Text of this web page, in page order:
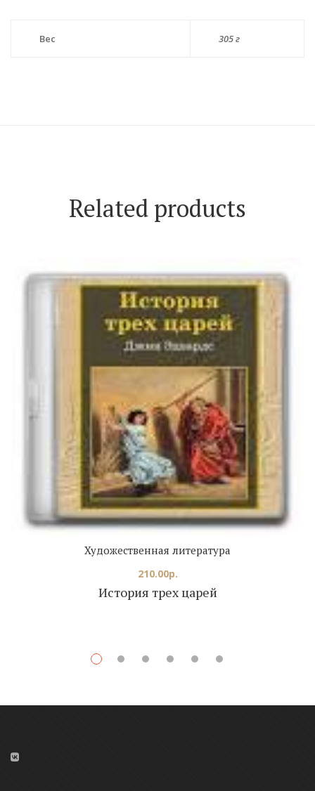
Вес 305 г
Related products
История трех царей
Художественная литература
210.00р.